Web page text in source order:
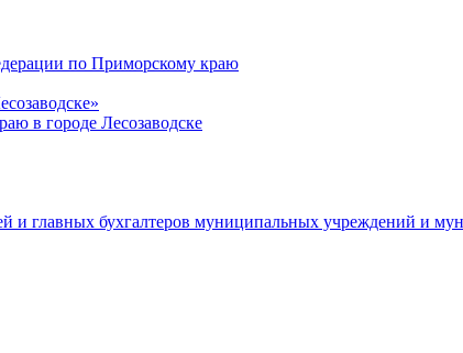
по Приморскому краю
в городе Лесозаводске
и главных бухгалтеров муниципальных учреждений и